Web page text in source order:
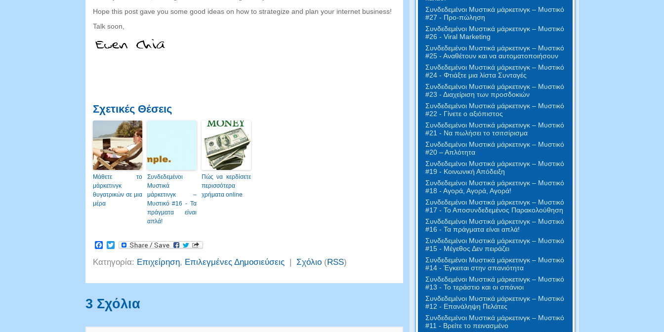
Hope this post gave you some good ideas on how to strategize and plan your internet business!
Talk soon
Σχετικές Θέσεις
Μάθετε το
μάρκετινγκ
θυγατρικών σε μια
μέρα
Συνδεδεμένοι
Μυστικά
μάρκετινγκ –
Μυστικό #16 - Τα
πράγματα είναι
απλά!
Πώς να κερδίσετε
περισσότερα
χρήματα online
Facebook
Twitter
Κατηγορία: Επιχείρηση, Επιλεγμένες Δημοσιεύσεις| Σχόλιο(RSS)
3 Σχόλια
Συνδεδεμένοι Μυστικά μάρκετινγκ – Μυστικό
#27 - Προ-πώληση
Συνδεδεμένοι Μυστικά μάρκετινγκ – Μυστικό
#26 - Viral Marketing
Συνδεδεμένοι Μυστικά μάρκετινγκ – Μυστικό
#25 - Αναθέτουν και να αυτοματοποιήσουν
Συνδεδεμένοι Μυστικά μάρκετινγκ – Μυστικό
#24 - Φτιάξτε μια λίστα Συνταγές
Συνδεδεμένοι Μυστικά μάρκετινγκ – Μυστικό
#23 - Διαχείριση των προσδοκιών
Συνδεδεμένοι Μυστικά μάρκετινγκ – Μυστικό
#22 - Γίνετε ο αξιόπιστος
Συνδεδεμένοι Μυστικά μάρκετινγκ – Μυστικό
#21 - Να πωλήσει το τσιτσίρισμα
Συνδεδεμένοι Μυστικά μάρκετινγκ – Μυστικό
#20 – Απλότητα
Συνδεδεμένοι Μυστικά μάρκετινγκ – Μυστικό
#19 - Κοινωνική Απόδειξη
Συνδεδεμένοι Μυστικά μάρκετινγκ – Μυστικό
#18 - Αγορά, Αγορά, Αγορά!
Συνδεδεμένοι Μυστικά μάρκετινγκ – Μυστικό
#17 - Το Αποσυνδεδεμένος Παρακολούθηση
Συνδεδεμένοι Μυστικά μάρκετινγκ – Μυστικό
#16 - Τα πράγματα είναι απλά!
Συνδεδεμένοι Μυστικά μάρκετινγκ – Μυστικό
#15 - Μέγεθος Δεν πειράζει
Συνδεδεμένοι Μυστικά μάρκετινγκ – Μυστικό
#14 - Έγκειται στην σπανιότητα
Συνδεδεμένοι Μυστικά μάρκετινγκ – Μυστικό
#13 - Το τεράστιο και οι σπάνιοι
Συνδεδεμένοι Μυστικά μάρκετινγκ – Μυστικό
#12 - Επανάληψη Πελάτες
Συνδεδεμένοι Μυστικά μάρκετινγκ – Μυστικό
#11 - Βρείτε το πεινασμένο